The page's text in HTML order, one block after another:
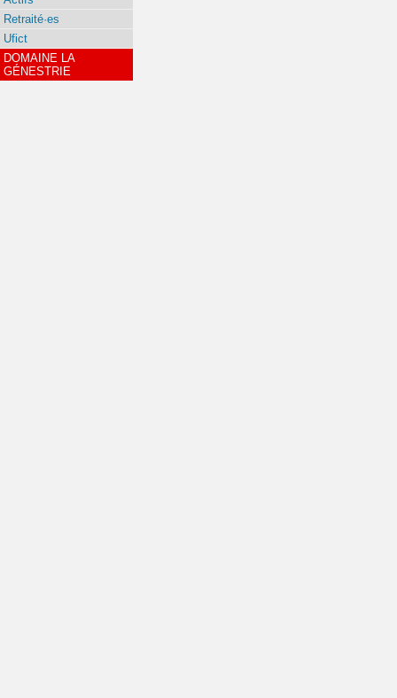
Retraité·es
Ufict
DOMAINE LA
GÉNESTRIE